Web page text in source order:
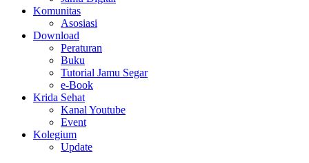
Komunitas
Asosiasi
Download
Peraturan
Buku
Tutorial Jamu Segar
e-Book
Krida Sehat
Kanal Youtube
Event
Kolegium
Update